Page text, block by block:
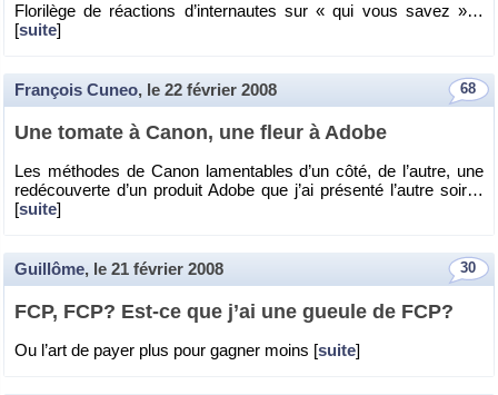
Flo­ri­lège de ré­ac­tions d’in­ter­nautes sur « qui vous savez »…
[suite]
68
François Cuneo, le 22 février 2008
Une to­mate à Canon, une fleur à Adobe
Les mé­thodes de Canon la­men­tables d’un côté, de l’autre, une
re­dé­cou­verte d’un pro­duit Adobe que j’ai pré­senté l’autre soir…
[suite]
30
Guillôme, le 21 février 2008
FCP, FCP? Est-ce que j’ai une gueule de FCP?
Ou l’art de payer plus pour ga­gner moins [suite]